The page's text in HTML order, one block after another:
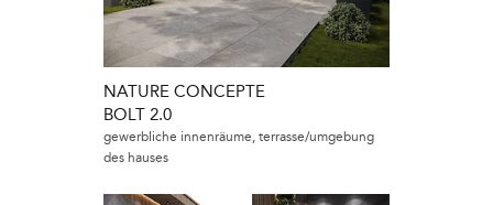
NATURE CONCEPTE
BOLT 2.0
gewerbliche innenräume, terrasse/umgebung
des hauses